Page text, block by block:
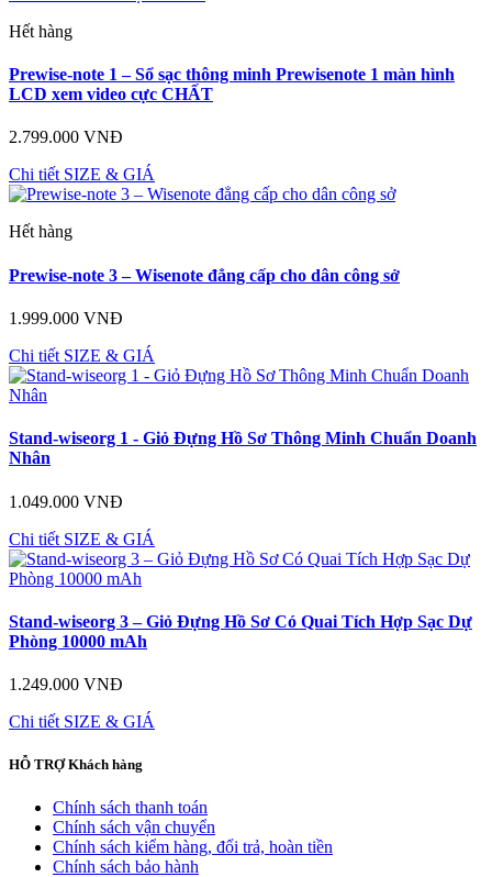
Hết hàng
Prewise-note 1 – Sổ sạc thông minh Prewisenote 1 màn hình
LCD xem video cực CHẤT
2.799.000 VNĐ
Chi tiết SIZE & GIÁ
Hết hàng
Prewise-note 3 – Wisenote đẳng cấp cho dân công sở
1.999.000 VNĐ
Chi tiết SIZE & GIÁ
Stand-wiseorg 1 - Giỏ Đựng Hồ Sơ Thông Minh Chuẩn Doanh
Nhân
1.049.000 VNĐ
Chi tiết SIZE & GIÁ
Stand-wiseorg 3 – Giỏ Đựng Hồ Sơ Có Quai Tích Hợp Sạc Dự
Phòng 10000 mAh
1.249.000 VNĐ
Chi tiết SIZE & GIÁ
HỖ TRỢKhách hàng
Chính sách thanh toán
Chính sách vận chuyển
Chính sách kiểm hàng, đổi trả, hoàn tiền
Chính sách bảo hành